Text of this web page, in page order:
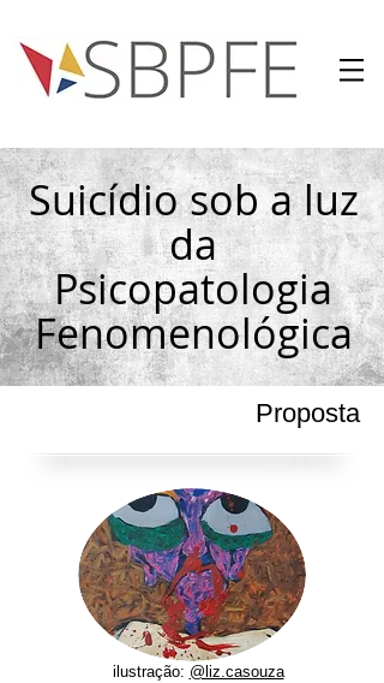
Suicídio sob a luz
da
Psicopatologia
Fenomenológica
Proposta
ilustração: @liz.casouza